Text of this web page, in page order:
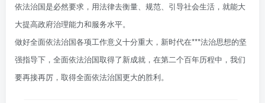
依法治国是必然要求，用法律去衡量、规范、引导社会生活，就能大
大提高政府治理能力和服务水平。
做好全面依法治国各项工作意义十分重大，新时代在***法治思想的坚
强指导下，全面依法治国取得了新成就，在第二个百年历程中，我们
要再接再厉，取得全面依法治国更大的胜利。